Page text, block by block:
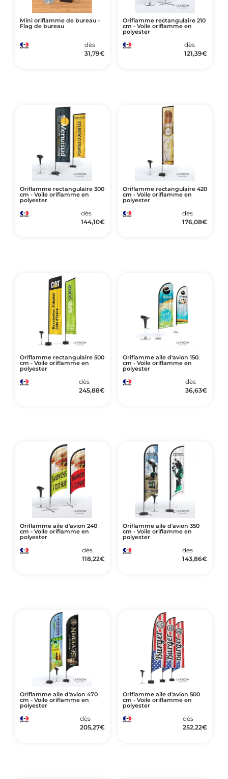
Mini oriflamme de bureau -
Flag de bureau
dès
31,79€
Oriflamme rectangulaire 210
cm - Voile oriflamme en
polyester
dès
121,39€
Oriflamme rectangulaire 300
cm - Voile oriflamme en
polyester
dès
144,10€
Oriflamme rectangulaire 420
cm - Voile oriflamme en
polyester
dès
176,08€
Oriflamme rectangulaire 500
cm - Voile oriflamme en
polyester
dès
245,88€
Oriflamme aile d'avion 150
cm - Voile oriflamme en
polyester
dès
36,63€
Oriflamme aile d'avion 240
cm - Voile oriflamme en
polyester
dès
118,22€
Oriflamme aile d'avion 350
cm - Voile oriflamme en
polyester
dès
143,86€
Oriflamme aile d'avion 470
cm - Voile oriflamme en
polyester
dès
205,27€
Oriflamme aile d'avion 500
cm - Voile oriflamme en
polyester
dès
252,22€